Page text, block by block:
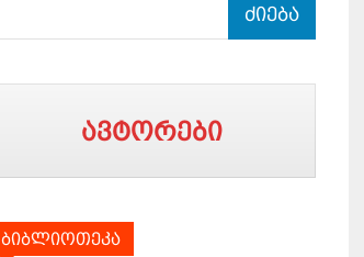
ძიება
ავტორები
ბიბლიოთეკა